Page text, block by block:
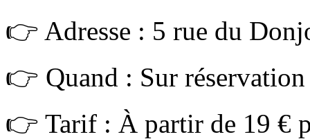
👉 Adresse : 5 rue du
👉 Quand : Sur
👉 Tarif : À partir de 19 €